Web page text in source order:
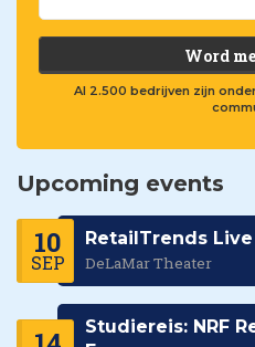
Word
Al 2.500 bedrijven zijn
Upcoming events
10
SEP
RetailTrends Live
DeLaMar Theater
Studiereis: NRF